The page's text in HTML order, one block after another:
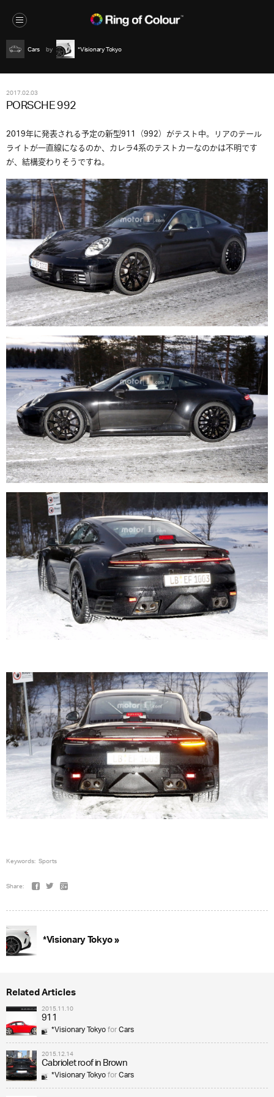
Cars *Visionary Tokyo
2017.02.03
PORSCHE 992
2019年に発表される予定の新型911（992）がテスト中。リアのテール
ライトが一直線になるのか、カレラ4系のテストカーなのかは不明です
が、結構変わりそうですね。
Keywords: Sports
Share:
*Visionary Tokyo »
Related Articles
2015.11.10
911
*Visionary TokyoforCars
2015.12.14
Cabriolet roof in Brown
*Visionary TokyoforCars